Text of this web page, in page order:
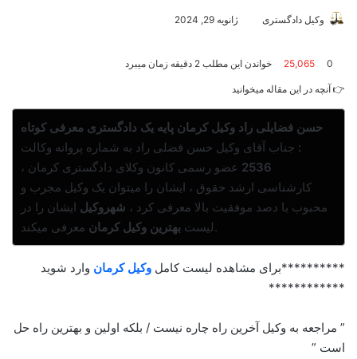
وکیل دادگستری
ا
م
ی
ل
ژانویه 29, 2024
0
25,065 خواندن این مطلب 2 دقیقه زمان میبرد
👉 آنچه در این مقاله میخوانید
حسن فضایلی راد وکیل کرمان پایه یک دادگستری معرفی کوتاه
: جناب آقای وکیل حسن فضلی راد به شماره پروانه وکالت
2536 عضو رسمی کانون وکلای دادگستری کرمان ،
کارشناسی ارشد حقوق ، ایشان را میتوان یک وکیل مجرب و
محبوب با دصد موفقیت بالا معرفی کرد ، شهروکیل ایشان را در
لیست بهترین وکیل کرمان معرفی میکند.
**********برای مشاهده لیست کامل وکیل کرمان وارد شوید
************
” مراجعه به وکیل آخرین راه چاره نیست / بلکه اولین و بهترین راه حل
است ”